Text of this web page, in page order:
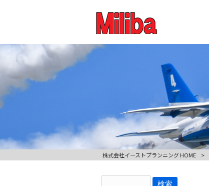
株式会社イーストプランニング HOME >